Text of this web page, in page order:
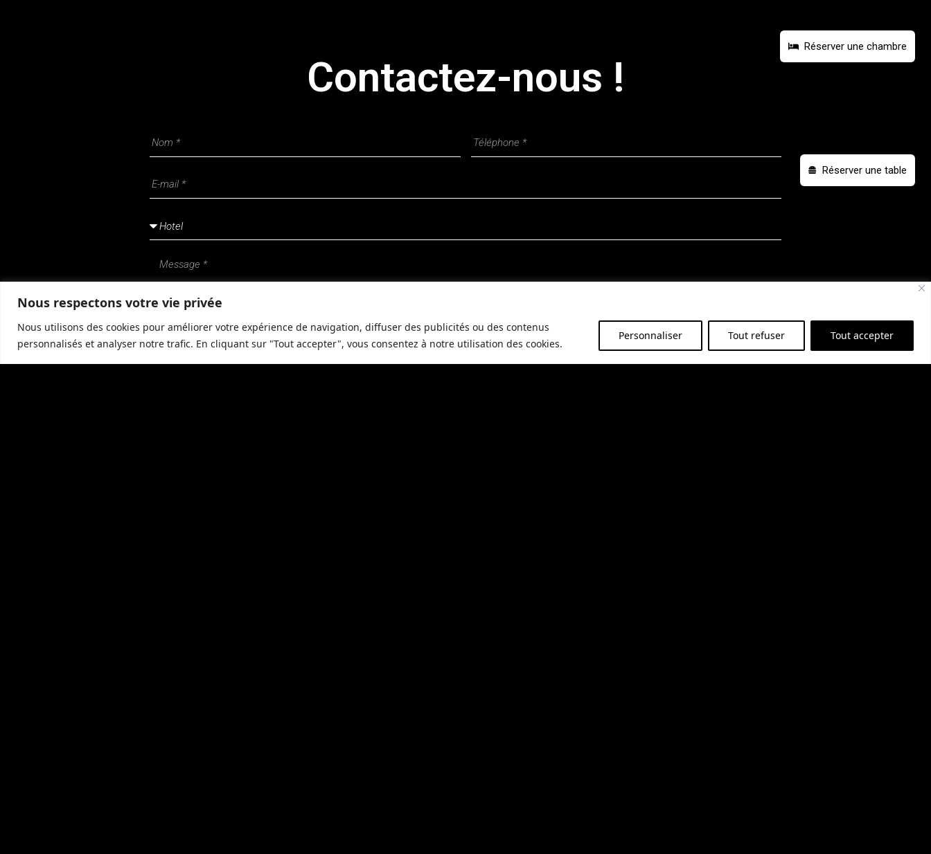
Nous respectons votre vie privée
Nous utilisons des cookies pour améliorer votre expérience de navigation, diffuser des publicités ou des contenus
personnalisés et analyser notre trafic. En cliquant sur "Tout accepter", vous consentez à notre utilisation des cookies.
Personnaliser Tout refuser Tout accepter
Réserver une table
Réserver une chambre
Contactez-nous !